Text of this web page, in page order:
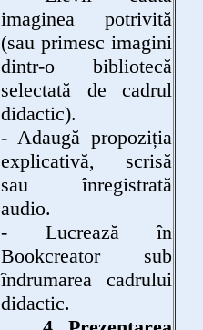
imaginea potrivită
(sau primesc imagini
dintr-o bibliotecă
selectată de cadrul
didactic).
- Adaugă propoziția
explicativă, scrisă
sau înregistrată
audio.
- Lucrează în
Bookcreator sub
îndrumarea cadrului
didactic.